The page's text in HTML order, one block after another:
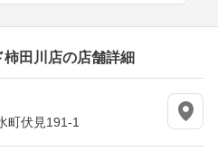
田川店の店舗詳細
町伏見191-1